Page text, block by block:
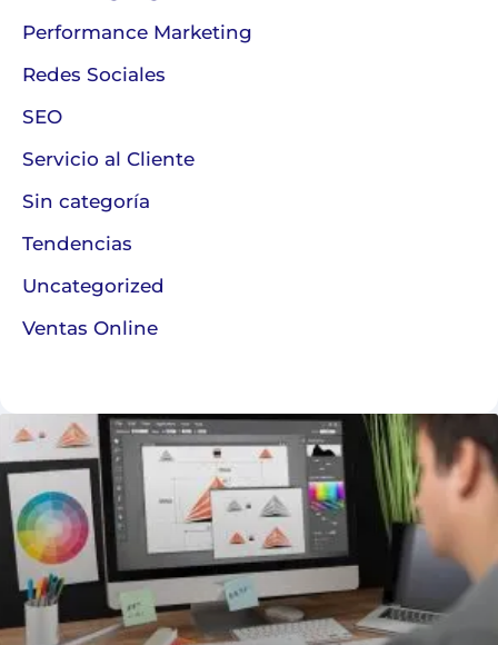
Performance Marketing
Redes Sociales
SEO
Servicio al Cliente
Sin categoría
Tendencias
Uncategorized
Ventas Online